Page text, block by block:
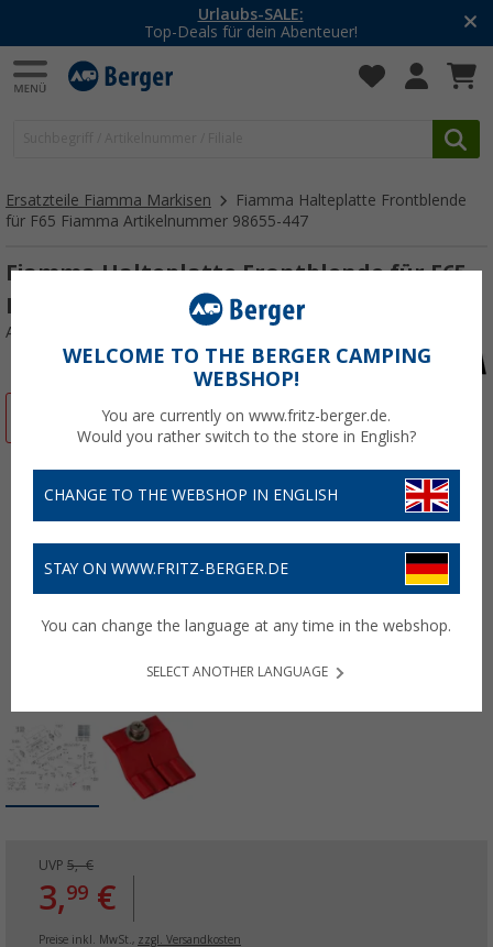
Urlaubs-SALE:
Top-Deals für dein Abenteuer!
Ersatzteile Fiamma Markisen
Fiamma Halteplatte Frontblende
für F65 Fiamma Artikelnummer 98655-447
Fiamma Halteplatte Frontblende für F65
Fiamma Artikelnummer 98655-447
Art.-Nr.: 233183
UVP 5,- €
3,99 €
Preise inkl. MwSt., zzgl. Versandkosten
WELCOME TO THE BERGER CAMPING
WEBSHOP!
You are currently on www.fritz-berger.de.
Would you rather switch to the store in English?
CHANGE TO THE WEBSHOP IN ENGLISH
STAY ON WWW.FRITZ-BERGER.DE
You can change the language at any time in the webshop.
SELECT ANOTHER LANGUAGE